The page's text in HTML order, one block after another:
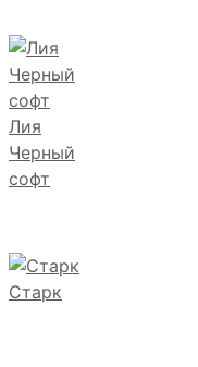
Лия
Черный
софт
Старк